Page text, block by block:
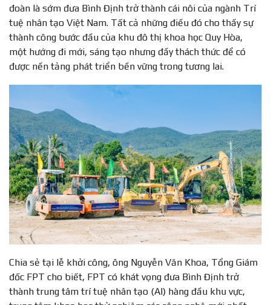
đoàn là sớm đưa Bình Định trở thành cái nôi của ngành Trí
tuệ nhân tạo Việt Nam. Tất cả những điều đó cho thấy sự
thành công bước đầu của khu đô thị khoa học Quy Hòa,
một hướng đi mới, sáng tạo nhưng đầy thách thức để có
được nền tảng phát triển bền vững trong tương lai.
Chia sẻ tại lễ khởi công, ông Nguyễn Văn Khoa, Tổng Giám
đốc FPT cho biết, FPT có khát vọng đưa Bình Định trở
thành trung tâm trí tuệ nhân tạo (AI) hàng đầu khu vực,